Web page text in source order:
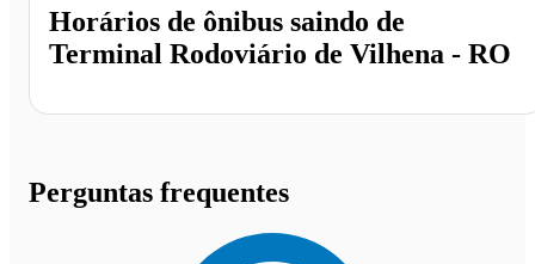
Horários de ônibus saindo de
Terminal Rodoviário de Vilhena - RO
Perguntas frequentes